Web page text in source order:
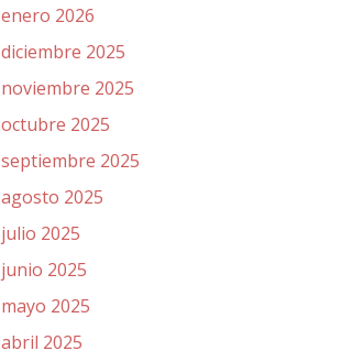
enero 2026
diciembre 2025
noviembre 2025
octubre 2025
septiembre 2025
agosto 2025
julio 2025
junio 2025
mayo 2025
abril 2025